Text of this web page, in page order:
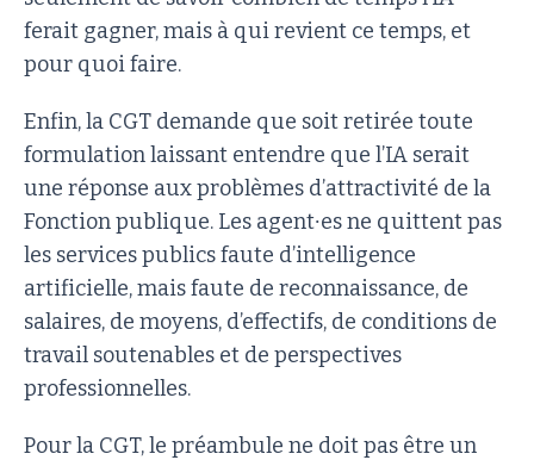
ferait gagner, mais à qui revient ce temps, et
pour quoi faire.
Enfin, la CGT demande que soit retirée toute
formulation laissant entendre que l’IA serait
une réponse aux problèmes d’attractivité de la
Fonction publique. Les agent∙es ne quittent pas
les services publics faute d’intelligence
artificielle, mais faute de reconnaissance, de
salaires, de moyens, d’effectifs, de conditions de
travail soutenables et de perspectives
professionnelles.
Pour la CGT, le préambule ne doit pas être un